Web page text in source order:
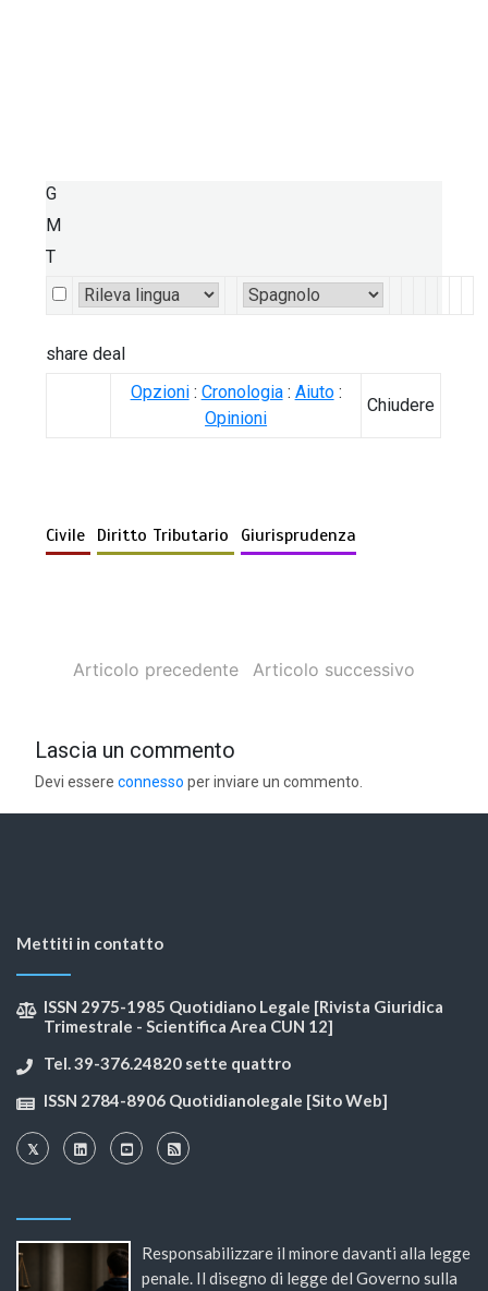
G
M
T
share deal
Opzioni: Cronologia: Aiuto:
Opinioni
Chiudere
Civile Diritto Tributario Giurisprudenza
Articolo precedente Articolo successivo
Lascia un commento
Devi essereconnesso per inviare un commento.
Mettiti in contatto
ISSN 2975-1985 Quotidiano Legale [Rivista Giuridica
Trimestrale - Scientifica Area CUN 12]
Tel. 39-376.24820 sette quattro
ISSN 2784-8906 Quotidianolegale [Sito Web]
Responsabilizzare il minore davanti alla legge
penale. Il disegno di legge del Governo sulla